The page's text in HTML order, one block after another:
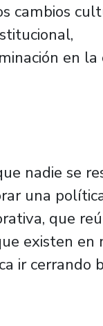
cambios
en
nadie se
una
que
existen en
ir cerrando